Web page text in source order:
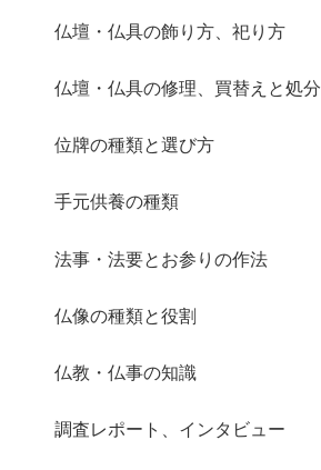
仏壇・仏具の飾り方、祀り方
仏壇・仏具の修理、買替えと処分
位牌の種類と選び方
手元供養の種類
法事・法要とお参りの作法
仏像の種類と役割
仏教・仏事の知識
調査レポート、インタビュー